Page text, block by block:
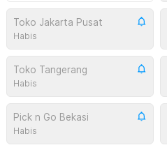
Toko Jakarta Pusat
Habis
Toko Tangerang
Habis
Pick n Go Bekasi
Habis